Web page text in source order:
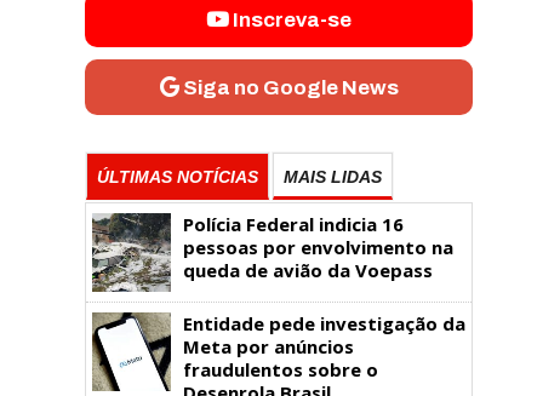
Inscreva-se
Siga no Google News
ÚLTIMAS NOTÍCIAS MAIS LIDAS
Polícia Federal indicia 16
pessoas por envolvimento na
queda de avião da Voepass
Entidade pede investigação da
Meta por anúncios
fraudulentos sobre o